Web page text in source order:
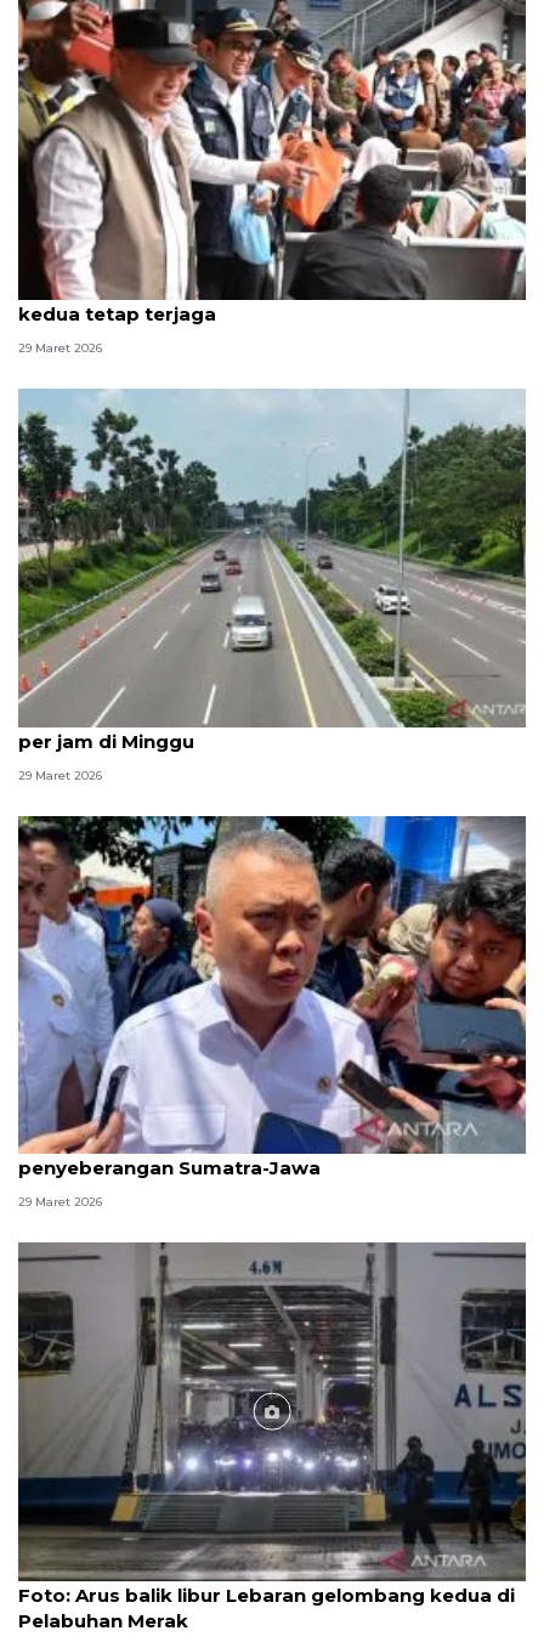
Dirut ASDP tegaskan layanan arus balik gelombang
kedua tetap terjaga
29 Maret 2026
Pengelola: 3.000-3.500 kendaraan lintasi Tol Cipali
per jam di Minggu
29 Maret 2026
Menhub pastikan kelancaran arus balik
penyeberangan Sumatra-Jawa
29 Maret 2026
Foto
Foto: Arus balik libur Lebaran gelombang kedua di
Pelabuhan Merak